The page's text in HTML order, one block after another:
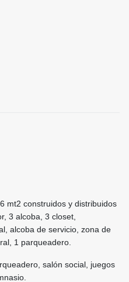
mt2 construidos y distribuidos
3 alcoba, 3 closet,
alcoba de servicio, zona de
1 parqueadero.
salón social, juegos